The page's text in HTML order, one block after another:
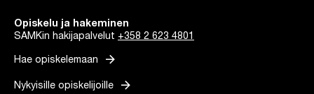
Opiskelu ja hakeminen
SAMKin hakijapalvelut +358 2 623 4801
Hae opiskelemaan arrow_forward
Nykyisille opiskelijoille arrow_forward